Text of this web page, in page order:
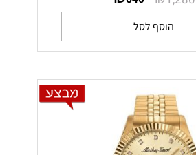
הוסף לסל